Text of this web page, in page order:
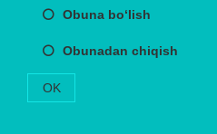
Obuna bo‘lish
Obunadan chiqish
OK